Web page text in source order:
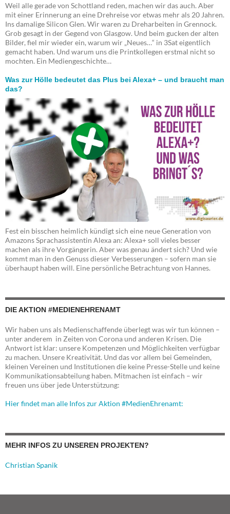
Weil alle gerade von Schottland reden, machen wir das auch. Aber
mit einer Erinnerung an eine Drehreise vor etwas mehr als 20 Jahren.
Ins damalige Silicon Glen. Wir waren zu Dreharbeiten in Grennock.
Grob gesagt in der Gegend von Glasgow. Und beim gucken der alten
Bilder, fiel mir wieder ein, warum wir „Neues…“ in 3Sat eigentlich
gemacht haben. Und warum uns die Printkollegen erstmal nicht so
mochten. Ein Mediengeschichte…
Was zur Hölle bedeutet das Plus bei Alexa+ – und braucht man
das?
Fest ein bisschen heimlich kündigt sich eine neue Generation von
Amazons Sprachassistentin Alexa an: Alexa+ soll vieles besser
machen als ihre Vorgängerin. Aber was genau ändert sich? Und wie
kommt man in den Genuss dieser Verbesserungen – sofern man sie
überhaupt haben will. Eine persönliche Betrachtung von Hannes.
DIE AKTION #MEDIENEHRENAMT
Wir haben uns als Medienschaffende überlegt was wir tun können –
unter anderem in Zeiten von Corona und anderen Krisen. Die
Antwort ist klar: unsere Kompetenzen und Möglichkeiten verfügbar
zu machen. Unsere Kreativität. Und das vor allem bei Gemeinden,
kleinen Vereinen und Institutionen die keine Presse-Stelle und keine
Kommunikationsabteilung haben. Mitmachen ist einfach – wir
freuen uns über jede Unterstützung:
Hier findet man alle Infos zur Aktion #MedienEhrenamt:
MEHR INFOS ZU UNSEREN PROJEKTEN?
Christian Spanik